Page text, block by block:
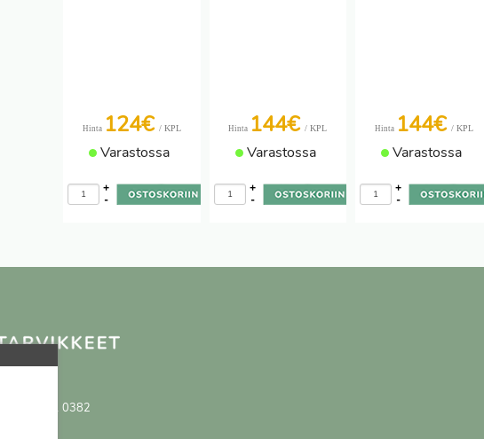
Hinta 124€ / KPL
Varastossa
-
+
Hinta 144€/ KPL
Varastossa
-
+
Hinta 144€/ KPL
Varastossa
-
+
050 341 0382